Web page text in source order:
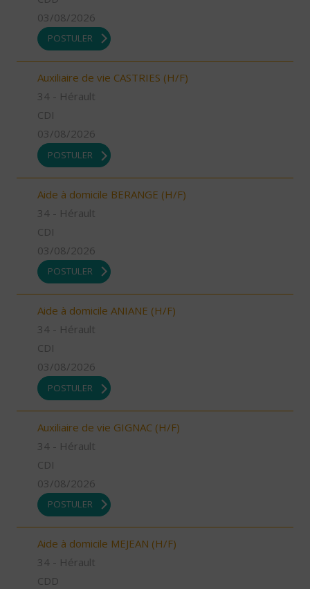
03/08/2026
POSTULER
Auxiliaire de vie CASTRIES (H/F)
34 - Hérault
CDI
03/08/2026
POSTULER
Aide à domicile BERANGE (H/F)
34 - Hérault
CDI
03/08/2026
POSTULER
Aide à domicile ANIANE (H/F)
34 - Hérault
CDI
03/08/2026
POSTULER
Auxiliaire de vie GIGNAC (H/F)
34 - Hérault
CDI
03/08/2026
POSTULER
Aide à domicile MEJEAN (H/F)
34 - Hérault
CDD